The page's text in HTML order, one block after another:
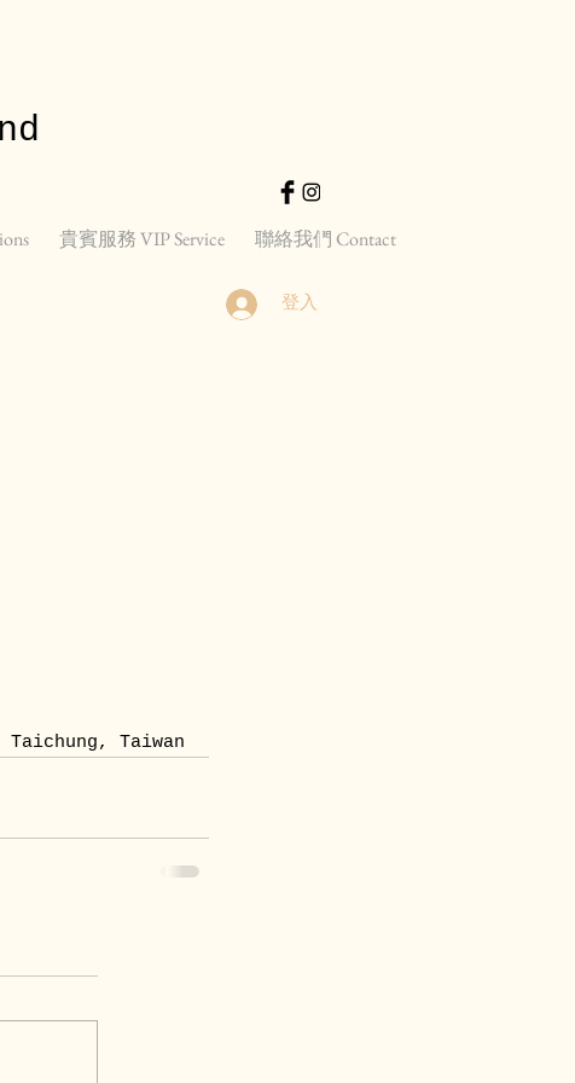
貴賓服務 VIP Service 聯絡我們 Contact
登入
Taichung, Taiwan